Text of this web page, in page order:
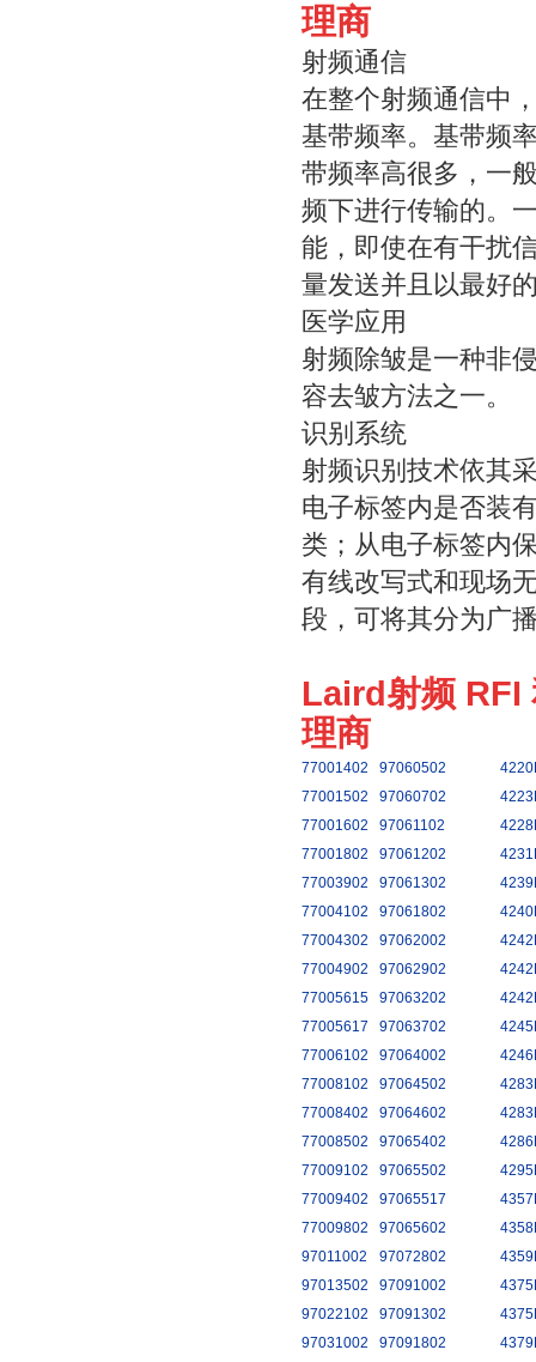
理商
射频通信
在整个射频通信中
基带频率。基带频
带频率高很多，一
频下进行传输的。
能，即使在有干扰
量发送并且以最好
医学应用
射频除皱是一种非
容去皱方法之一。
识别系统
射频识别技术依其
电子标签内是否装
类；从电子标签内
有线改写式和现场
段，可将其分为广
Laird射频 RFI
理商
77001402 97060502
77001502
97060702
77001602
97061102
77001802
97061202
77003902
97061302
77004102
97061802
77004302
97062002
77004902
97062902
77005615
97063202
77005617
97063702
77006102
97064002
77008102
97064502
77008402
97064602
77008502
97065402
77009102
97065502
77009402
97065517
77009802
97065602
97011002
97072802
97013502
97091002
97022102
97091302
97031002
97091802